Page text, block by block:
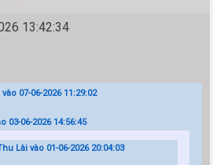
13:42:34
07-06-2026 11:29:02
03-06-2026 14:56:45
Lài vào 01-06-2026 20:04:03